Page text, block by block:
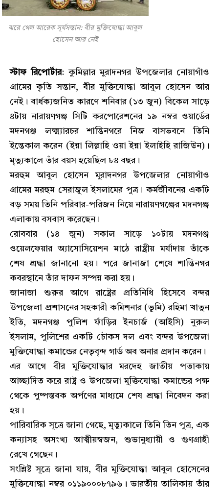
ঝরে গেল আরেক সূর্যসন্তান: বীর মুক্তিযোদ্ধা আবুল
হোসেন আর নেই
স্টাফ রিপোর্টার: কুমিল্লার মুরাদনগর উপজেলার নোয়াগাঁও
গ্রামের কৃতি সন্তান, বীর মুক্তিযোদ্ধা আবুল হোসেন আর
নেই। বার্ধক্যজনিত কারণে শনিবার (১৩ জুন) বিকেল সাড়ে
৪টায় নারায়ণগঞ্জ সিটি করপোরেশনের ১৯ নম্বর ওয়ার্ডের
মদনগঞ্জ লক্ষ্ম্যারচর শান্তিনগরে নিজ বাসভবনে তিনি
ইন্তেকাল করেন (ইন্না লিল্লাহি ওয়া ইন্না ইলাইহি রাজিউন)।
মৃত্যুকালে তাঁর বয়স হয়েছিল ৮৪ বছর।
মরহুম আবুল হোসেন মুরাদনগর উপজেলার নোয়াগাঁও
গ্রামের মরহুম সেরাজুল ইসলামের পুত্র। কর্মজীবনের একটি
বড় সময় তিনি পরিবার-পরিজন নিয়ে নারায়ণগঞ্জের মদনগঞ্জ
এলাকায় বসবাস করেছেন।
রোববার (১৪ জুন) সকাল সাড়ে ১০টায় মদনগঞ্জ
ওয়েলফেয়ার অ্যাসোসিয়েশন মাঠে রাষ্ট্রীয় মর্যাদায় তাঁকে
শেষ শ্রদ্ধা জানানো হয়। পরে জানাজা শেষে শান্তিনগর
কবরস্থানে তাঁর দাফন সম্পন্ন করা হয়।
জানাজা শুরুর আগে রাষ্ট্রের প্রতিনিধি হিসেবে বন্দর
উপজেলা প্রশাসনের সহকারী কমিশনার (ভূমি) রহিমা খাতুন
ইতি, মদনগঞ্জ পুলিশ ফাঁড়ির ইনচার্জ (আইসি) নুরুল
ইসলাম, পুলিশের একটি চৌকস দল এবং বন্দর উপজেলা
মুক্তিযোদ্ধা কমান্ডের নেতৃবৃন্দ গার্ড অব অনার প্রদান করেন।
এর আগে বীর মুক্তিযোদ্ধার মরদেহ জাতীয় পতাকায়
আচ্ছাদিত করে রাষ্ট্র ও উপজেলা মুক্তিযোদ্ধা কমান্ডের পক্ষ
থেকে পুষ্পস্তবক অর্পণের মাধ্যমে শেষ শ্রদ্ধা নিবেদন করা
হয়।
পারিবারিক সূত্রে জানা গেছে, মৃত্যুকালে তিনি তিন পুত্র, এক
কন্যাসহ অসংখ্য আত্মীয়স্বজন, শুভানুধ্যায়ী ও গুণগ্রাহী
রেখে গেছেন।
সংশ্লিষ্ট সূত্রে জানা যায়, বীর মুক্তিযোদ্ধা আবুল হোসেনের
মুক্তিযোদ্ধা নম্বর ০১১৯০০০৮৭৯৬। ভারতীয় তালিকায় তাঁর